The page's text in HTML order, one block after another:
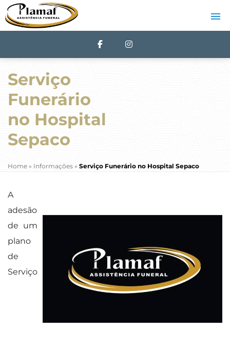
Serviço
Funerário
no Hospital
Sepaco
Home » Informações » Serviço Funerário no Hospital Sepaco
A
adesão
de um
plano
de
Serviço